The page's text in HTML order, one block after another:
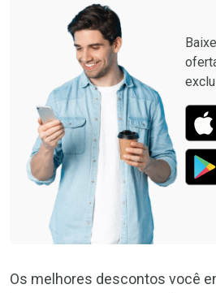
Os melhores descontos você